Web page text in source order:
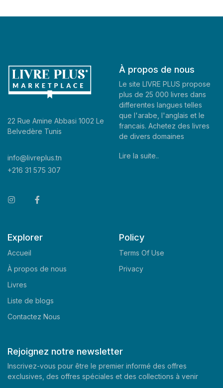
22 Rue Amine Abbasi 1002 Le
Belvedère Tunis
info@livreplus.tn
+216 31 575 307
À propos de nous
Le site LIVRE PLUS propose
plus de 25 000 livres dans
differentes langues telles
que l'arabe, l'anglais et le
francais. Achetez des livres
de divers domaines
Lire la suite..
Explorer
Accueil
À propos de nous
Livres
Liste de blogs
Contactez Nous
Policy
Terms Of Use
Privacy
Rejoignez notre newsletter
Inscrivez-vous pour être le premier informé des offres
exclusives, des offres spéciales et des collections à venir